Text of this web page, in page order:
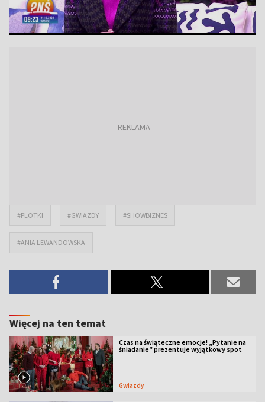
#PLOTKI #GWIAZDY #SHOWBIZNES
#ANIA LEWANDOWSKA
Więcej na ten temat
Czas na świąteczne emocje! „Pytanie na
śniadanie” prezentuje wyjątkowy spot
Gwiazdy